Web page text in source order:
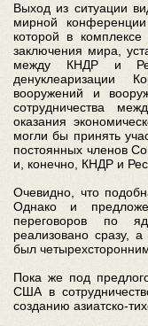
Выход из ситуации
мирной
которой в
заключения мира,
между КНДР и
денуклеаризации
вооружений и
сотрудничества
оказания
могли бы принять
постоянных членов
и, конечно, КНДР и
Очевидно, что
Однако и
переговоров по
реализовано сразу,
был
Пока же под
США в
созданию азиатско-